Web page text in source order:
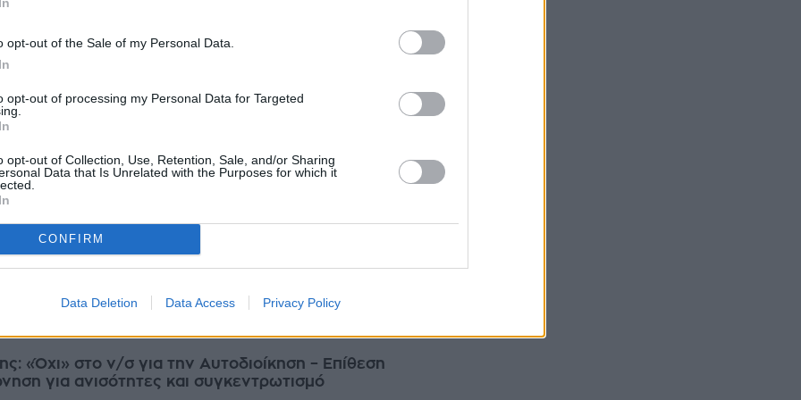
opt-out of the Sale of my Personal Data.
opt-out of processing my Personal Data for Targeted
opt-out of Collection, Use, Retention, Sale, and/or Sharing
Data that Is Unrelated with the Purposes for which it
CONFIRM
Data Deletion Data Access Privacy Policy
υπουργείου Εσωτερικών με τίτλο «Κώδικας Τοπικής Αυτοδιοίκησης».
2026
Αυτοδιοίκησης: Αντιδράσεις για το εκλογικό
τον «τοπικό ΕΝΦΙΑ»
έχουν προκαλέσει διατάξεις του σχεδίου νόμου με τίτλο «Κώδικας
2026
«Όχι» στο ν/σ για την Αυτοδιοίκηση – Επίθεση
για ανισότητες και συγκεντρωτισμό